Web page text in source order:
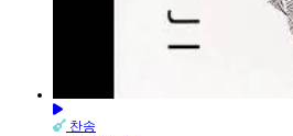
찬송